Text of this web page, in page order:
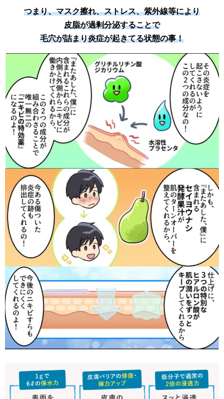
つまり、マスク擦れ、ストレス、紫外線等により
皮脂が過剰分泌することで
毛穴が詰まり炎症が起きてる状態の事！